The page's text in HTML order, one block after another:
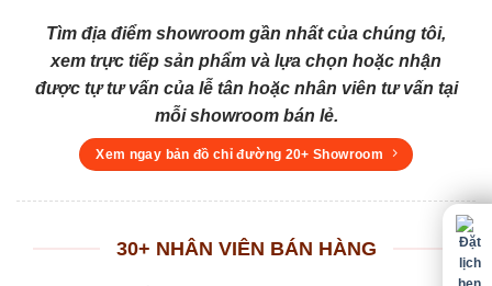
Tìm địa điểm showroom gần nhất của chúng tôi,
xem trực tiếp sản phẩm và lựa chọn hoặc nhận
được tự tư vấn của lễ tân hoặc nhân viên tư vấn tại
mỗi showroom bán lẻ.
Xem ngay bản đồ chỉ đường 20+ Showroom
30+ NHÂN VIÊN BÁN HÀNG